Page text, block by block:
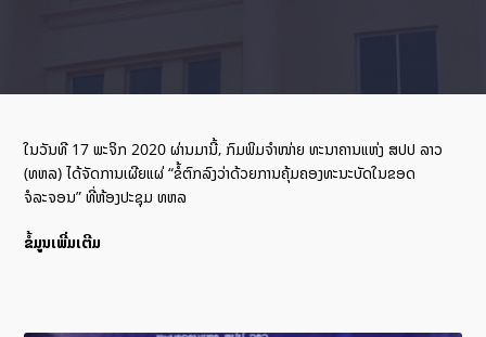
ໃນວັນທີ 17 ພະຈິກ 2020 ຜ່ານມານີ້, ກົມພິມຈຳໜ່າຍ ທະນາຄານແຫ່ງ ສປປ ລາວ
(ທຫລ) ໄດ້ຈັດການເຜີຍແຜ່ “ຂໍ້ຕົກລົງວ່າດ້ວຍການຄຸ້ມຄອງທະນະບັດໃນຂອດ
ຈໍລະຈອນ” ທີ່ຫ້ອງປະຊຸມ ທຫລ
ຂໍ້ມູນເພີ່ມເຕີມ